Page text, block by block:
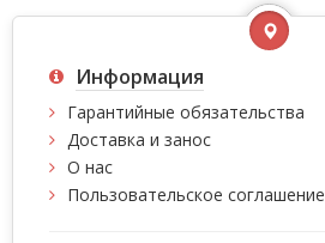
Информация
Гарантийные обязательства
Доставка и занос
О нас
Пользовательское соглашение